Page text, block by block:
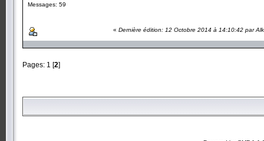
Messages: 59
« Dernière édition: 12 Octobre 2014 à 14:10:42 par
Pages: 1 [2]